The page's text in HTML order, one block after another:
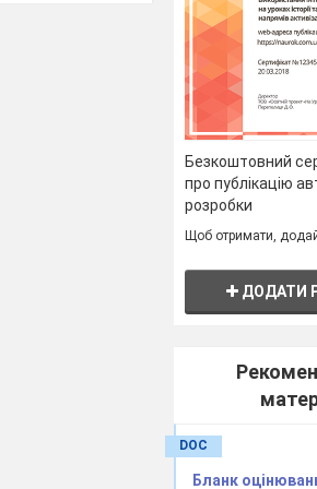
Безкоштовний
про публікацію
розробки
Щоб отримати,
ДОДАТИ
DOC
Бланк